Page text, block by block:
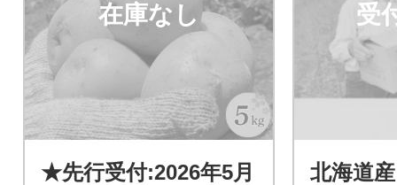
在庫なし
★先行受付:2026年5月
受
北海道